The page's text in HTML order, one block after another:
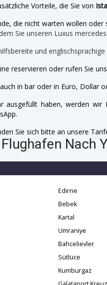
Vorteile, die Sie von
die nicht warten wollen oder
Sie unseren Luxus
und
reservieren oder rufen Sie
in bar oder in Euro, Dollar
ausgefüllt haben, werden
Sie sich bitte an unsere
Nach
Edirne
Bebek
Kartal
Umraniye
Bahcelievler
Sütlüce
Kumburgaz